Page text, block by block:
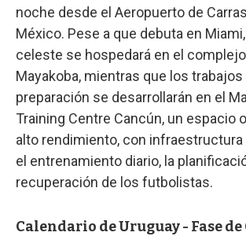
noche desde el Aeropuerto de
México. Pese a que debuta en
celeste se hospedará en el
Mayakoba, mientras que los trabajos
preparación se desarrollarán en el
Training Centre Cancún, un espacio
alto rendimiento, con infraestructura
el entrenamiento diario, la
recuperación de los futbolistas.
Calendario de Uruguay - Fase